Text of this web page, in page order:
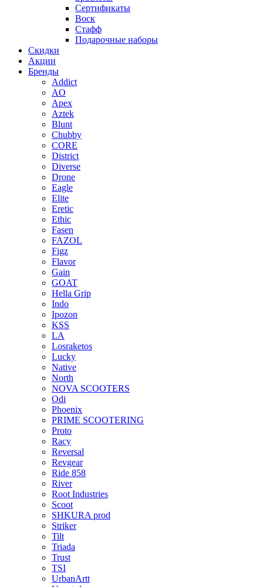
Сертификаты
Воск
Стафф
Подарочные наборы
Скидки
Акции
Бренды
Addict
AO
Apex
Aztek
Blunt
Chubby
CORE
District
Diverse
Drone
Eagle
Elite
Eretic
Ethic
Fasen
FAZOL
Figz
Flavor
Gain
GOAT
Hella Grip
Indo
Ipozon
KSS
LA
Losraketos
Lucky
Native
North
NOVA SCOOTERS
Odi
Phoenix
PRIME SCOOTERING
Proto
Racy
Reversal
Revgear
Ride 858
River
Root Industries
Scoot
SHKURA рrоd
Striker
Tilt
Triada
Trust
TSI
UrbanArtt